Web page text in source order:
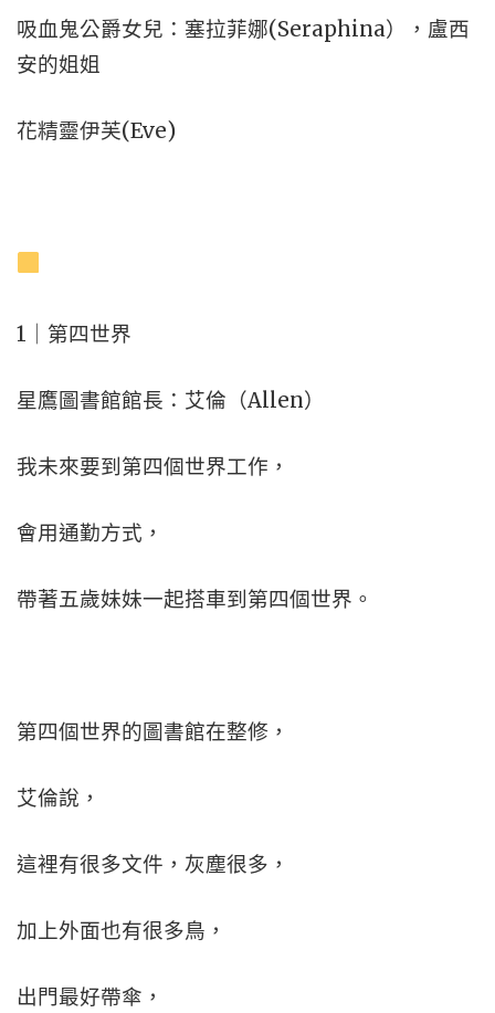
吸血鬼公爵女兒：塞拉菲娜(Seraphina），盧西
安的姐姐
花精靈伊芙(Eve)
1｜第四世界
星鷹圖書館館長：艾倫（Allen）
我未來要到第四個世界工作，
會用通勤方式，
帶著五歲妹妹一起搭車到第四個世界。
第四個世界的圖書館在整修，
艾倫說，
這裡有很多文件，灰塵很多，
加上外面也有很多鳥，
出門最好帶傘，